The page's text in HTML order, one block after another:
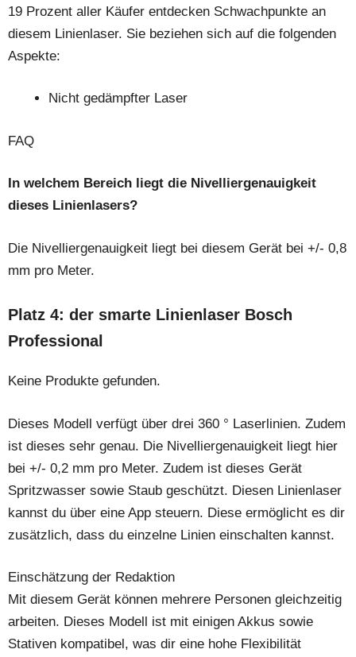
19 Prozent aller Käufer entdecken Schwachpunkte an
diesem Linienlaser. Sie beziehen sich auf die folgenden
Aspekte:
Nicht gedämpfter Laser
FAQ
In welchem Bereich liegt die Nivelliergenauigkeit
dieses Linienlasers?
Die Nivelliergenauigkeit liegt bei diesem Gerät bei +/- 0,8
mm pro Meter.
Platz 4: der smarte Linienlaser Bosch
Professional
Keine Produkte gefunden.
Dieses Modell verfügt über drei 360 ° Laserlinien. Zudem
ist dieses sehr genau. Die Nivelliergenauigkeit liegt hier
bei +/- 0,2 mm pro Meter. Zudem ist dieses Gerät
Spritzwasser sowie Staub geschützt. Diesen Linienlaser
kannst du über eine App steuern. Diese ermöglicht es dir
zusätzlich, dass du einzelne Linien einschalten kannst.
Einschätzung der Redaktion
Mit diesem Gerät können mehrere Personen gleichzeitig
arbeiten. Dieses Modell ist mit einigen Akkus sowie
Stativen kompatibel, was dir eine hohe Flexibilität